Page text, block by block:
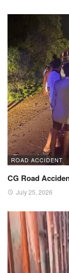
ROAD ACCIDENT
CG Road
July 25, 2026